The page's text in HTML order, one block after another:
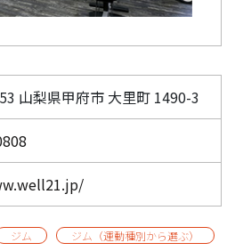
山梨県甲府市 大里町 1490-3
ジム
ジム（運動種別から選ぶ）